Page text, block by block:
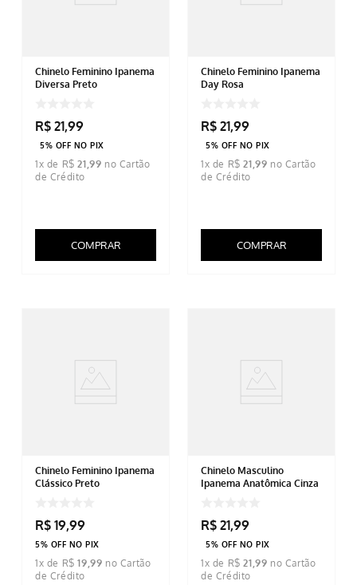
Chinelo Feminino Ipanema
Diversa Preto
R$ 21,99
5% OFF NO PIX
1x de R$ 21,99
COMPRAR
Chinelo Feminino Ipanema
Day Rosa
R$ 21,99
5% OFF NO PIX
1x de R$ 21,99
COMPRAR
Chinelo Feminino Ipanema
Clássico Preto
R$ 19,99
5% OFF NO PIX
1x de R$ 19,99
Chinelo Masculino
Ipanema Anatômica Cinza
R$ 21,99
5% OFF NO PIX
1x de R$ 21,99